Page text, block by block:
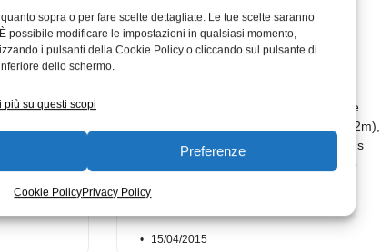
sopra o per fare scelte dettagliate. Le tue scelte saranno
possibile modificare le impostazioni in qualsiasi momento,
i pulsanti della Cookie Policy o cliccando sul pulsante di
dello schermo.
più su questi scopi
Preferenze
Cookie PolicyPrivacy Policy
globale
selezionata
Telit Communications
PLC: risultati 2014
protagonista mondiale del settore delle
comunicazioni machine-tomachine (m2m),
tecnologia chiave dell’Internet of Things
(IoT), annuncia il consolidato dell’anno
15/04/2015